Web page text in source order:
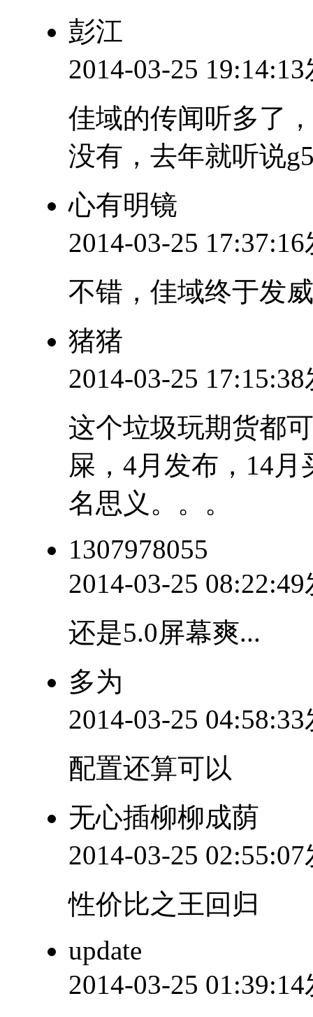
彭江
2014-03-25
佳域的传闻听多了
没有，去年就听说
心有明镜
2014-03-25
不错，佳域终于发
猪猪
2014-03-25
这个垃圾玩期货都
屎，4月发布，14
名思义。。。
1307978055
2014-03-25
还是5.0屏幕爽...
多为
2014-03-25
配置还算可以
无心插柳柳成荫
2014-03-25
性价比之王回归
update
2014-03-25